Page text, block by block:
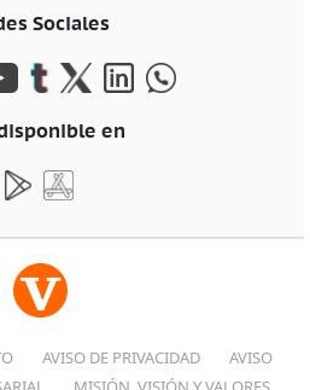
Sociales
en
AVISO DE PRIVACIDAD
AVISO